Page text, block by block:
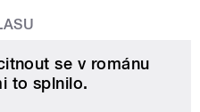
se v románu
to splnilo.